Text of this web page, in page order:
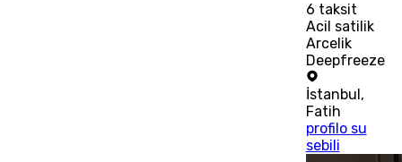
6 taksit
Acil satilik
Arcelik
Deepfreeze
İstanbul ,
Fatih
profilo su
sebili